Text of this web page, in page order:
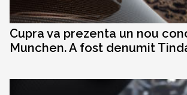
Cupra va prezenta un nou
Munchen. A fost denumit